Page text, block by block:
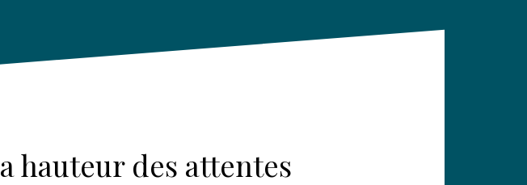
hauteur des attentes